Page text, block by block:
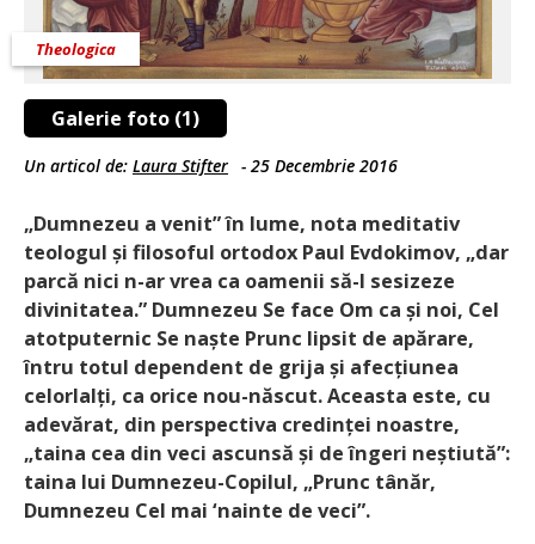
Galerie foto (1)
Theologica
Un articol de: Laura Stifter - 25 Decembrie 2016
„Dumnezeu a venit” în lume, nota meditativ
teologul și filosoful ortodox Paul Evdokimov, „dar
parcă nici n-ar vrea ca oamenii să-I sesizeze
divinitatea.” Dumnezeu Se face Om ca și noi, Cel
atotputernic Se naște Prunc lipsit de apărare,
întru totul dependent de grija și afecțiunea
celorlalți, ca orice nou-născut. Aceasta este, cu
adevărat, din perspectiva credinței noastre,
„taina cea din veci ascunsă și de îngeri neștiută”:
taina lui Dumnezeu-Copilul, „Prunc tânăr,
Dumnezeu Cel mai ‘nainte de veci”.